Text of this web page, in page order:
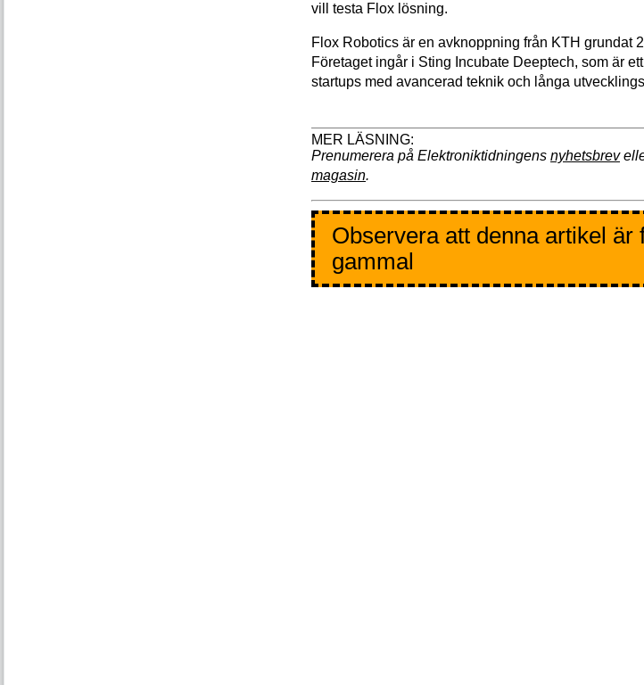
vill testa Flox lösning.
Flox Robotics är en avknoppning från KTH grundat
Företaget ingår i Sting Incubate Deeptech, som är
startups med avancerad teknik och långa
Prenumerera på Elektroniktidningens nyhetsbrev
magasin.
Observera att denna artikel är
gammal